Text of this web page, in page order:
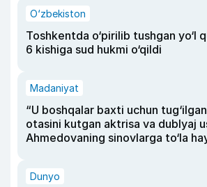
O‘zbekiston
Toshkentda o‘pirilib tushgan yo‘l
6 kishiga sud hukmi o‘qildi
Madaniyat
“U boshqalar baxti uchun
otasini kutgan aktrisa va dublyaj
Ahmedovaning sinovlarga to‘la
Dunyo